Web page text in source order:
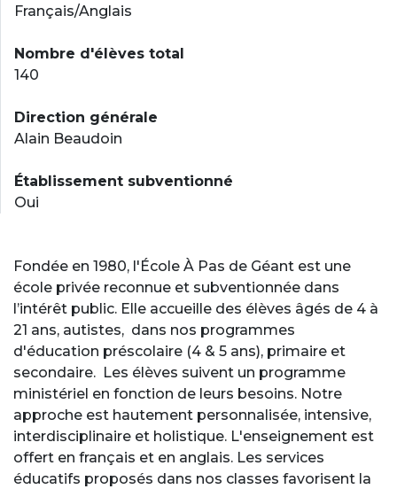
Français/Anglais
Nombre d'élèves total
140
Direction générale
Alain Beaudoin
Établissement subventionné
Oui
Fondée en 1980, l'École À Pas de Géant est une
école privée reconnue et subventionnée dans
l’intérêt public. Elle accueille des élèves âgés de 4 à
21 ans, autistes, dans nos programmes
d'éducation préscolaire (4 & 5 ans), primaire et
secondaire. Les élèves suivent un programme
ministériel en fonction de leurs besoins. Notre
approche est hautement personnalisée, intensive,
interdisciplinaire et holistique. L'enseignement est
offert en français et en anglais. Les services
éducatifs proposés dans nos classes favorisent la